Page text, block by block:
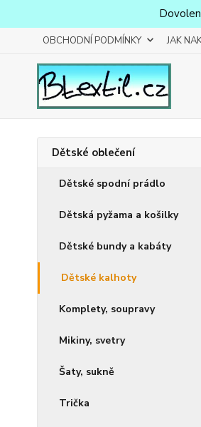
OBCHODNÍ PODMÍNKY JAK
Dětské oblečení
Dětské spodní prádlo
Dětská pyžama a košilky
Dětské bundy a kabáty
Dětské kalhoty
Komplety, soupravy
Mikiny, svetry
Šaty, sukně
Trička